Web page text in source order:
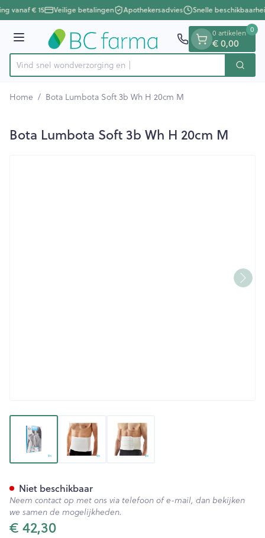
Ga naar de inhoud
1 van 1
vanaf € 15 Veilige betalingen Apothekersadvies Snelle
Menu
Product, merk, categorie...
Vind snel wondverzor Zoek
0 artikelen
€ 0,00
0
Home / Bota Lumbota Soft 3b Wh H 20cm M
Bota Lumbota Soft 3b Wh H 20cm M
View larger imageView larger imageView larger image
€ 42,30
Niet beschikbaar
Neem contact op met ons via telefoon of e-mail, dan bekijken
we samen de mogelijkheden.